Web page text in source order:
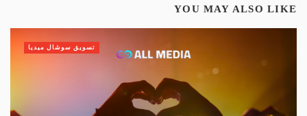
YOU MAY ALSO LIKE
تسويق سوشال ميديا